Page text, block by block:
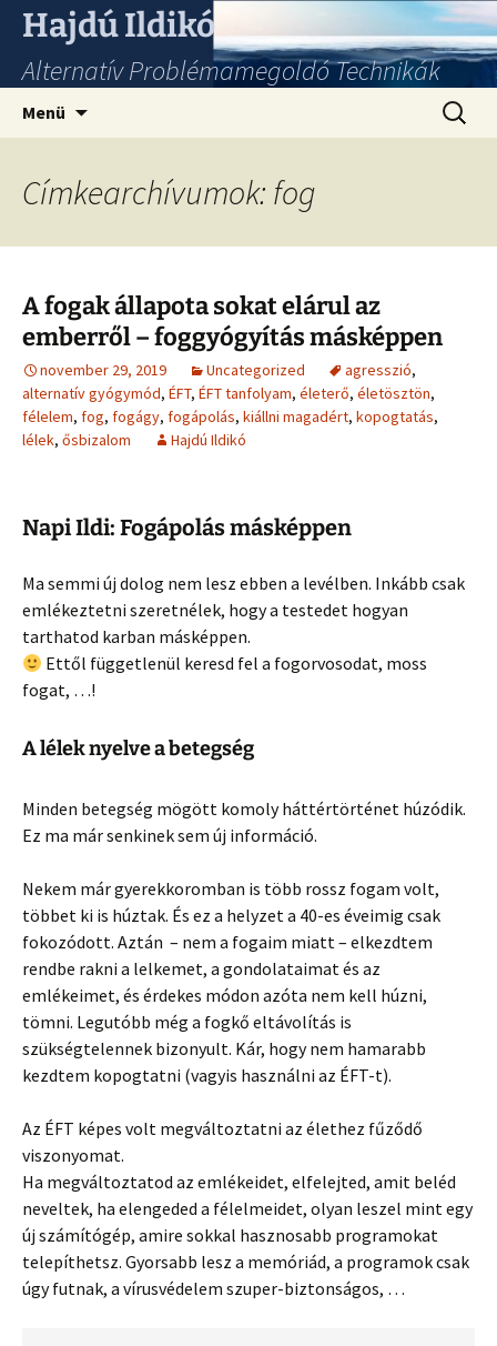
Hajdú Ildikó
Alternatív Problémamegoldó Technikák
Menü
Címkearchívumok: fog
A fogak állapota sokat elárul az
emberről – foggyógyítás másképpen
november 29, 2019 Uncategorized agresszió,
alternatív gyógymód, ÉFT, ÉFT tanfolyam, életerő, életösztön,
félelem, fog, fogágy, fogápolás, kiállni magadért, kopogtatás,
lélek, ősbizalom Hajdú Ildikó
Napi Ildi: Fogápolás másképpen
Ma semmi új dolog nem lesz ebben a levélben. Inkább csak
emlékeztetni szeretnélek, hogy a testedet hogyan
tarthatod karban másképpen.
Ettől függetlenül keresd fel a fogorvosodat, moss
fogat, …!
A lélek nyelve a betegség
Minden betegség mögött komoly háttértörténet húzódik.
Ez ma már senkinek sem új információ.
Nekem már gyerekkoromban is több rossz fogam volt,
többet ki is húztak. És ez a helyzet a 40-es éveimig csak
fokozódott. Aztán – nem a fogaim miatt – elkezdtem
rendbe rakni a lelkemet, a gondolataimat és az
emlékeimet, és érdekes módon azóta nem kell húzni,
tömni. Legutóbb még a fogkő eltávolítás is
szükségtelennek bizonyult. Kár, hogy nem hamarabb
kezdtem kopogtatni (vagyis használni az ÉFT-t).
Az ÉFT képes volt megváltoztatni az élethez fűződő
viszonyomat.
Ha megváltoztatod az emlékeidet, elfelejted, amit beléd
neveltek, ha elengeded a félelmeidet, olyan leszel mint egy
új számítógép, amire sokkal hasznosabb programokat
telepíthetsz. Gyorsabb lesz a memóriád, a programok csak
úgy futnak, a vírusvédelem szuper-biztonságos, …